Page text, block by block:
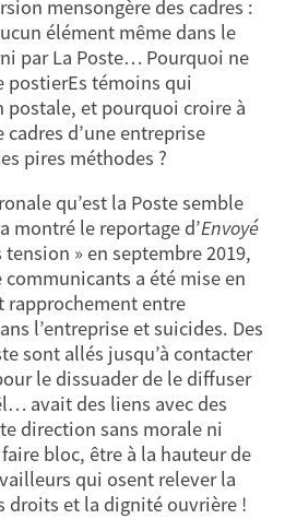
mensongère des cadres :
élément même dans le
par La Poste… Pourquoi ne
postierEs témoins qui
postale, et pourquoi croire à
cadres d’une entreprise
pires méthodes ?
qu’est la Poste semble
montré le reportage d’Envoyé
tension » en septembre 2019,
a été mise en
rapprochement entre
l’entreprise et suicides. Des
sont allés jusqu’à contacter
le dissuader de le diffuser
avait des liens avec des
direction sans morale ni
bloc, être à la hauteur de
qui osent relever la
droits et la dignité ouvrière !